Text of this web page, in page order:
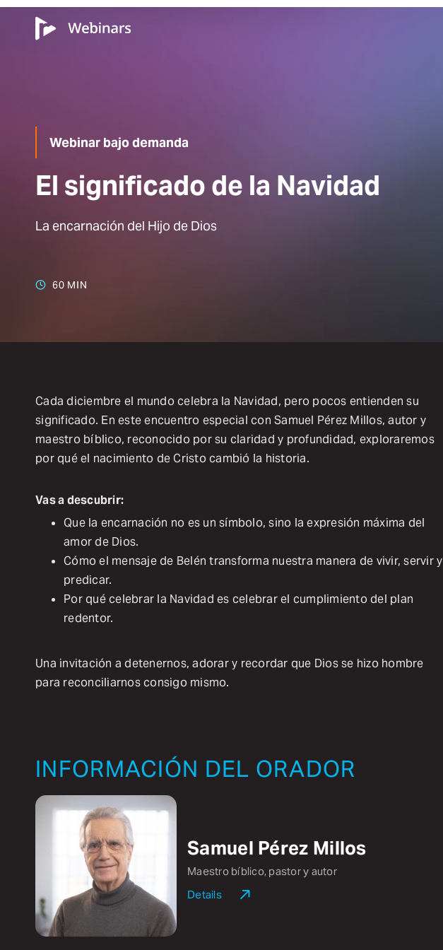
Webinar bajo demanda
El significado de la Navidad
La encarnación del Hijo de Dios
60 MIN
Cada diciembre el mundo celebra la Navidad, pero pocos entienden su
significado. En este encuentro especial con Samuel Pérez Millos, autor y
maestro bíblico, reconocido por su claridad y profundidad, exploraremos
por qué el nacimiento de Cristo cambió la historia.
Vas a descubrir:
Que la encarnación no es un símbolo, sino la expresión máxima del
amor de Dios.
Cómo el mensaje de Belén transforma nuestra manera de vivir, servir y
predicar.
Por qué celebrar la Navidad es celebrar el cumplimiento del plan
redentor.
Una invitación a detenernos, adorar y recordar que Dios se hizo hombre
para reconciliarnos consigo mismo.
INFORMACIÓN DEL ORADOR
Samuel Pérez Millos
Maestro bíblico, pastor y autor
Details